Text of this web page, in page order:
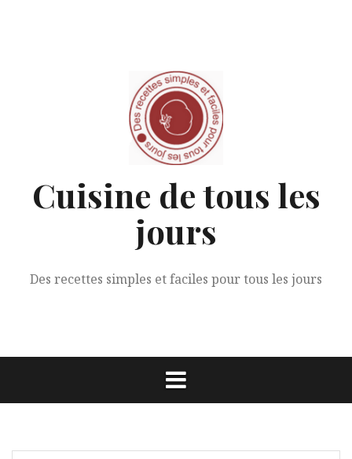
Cuisine de tous les
jours
Des recettes simples et faciles pour tous les jours